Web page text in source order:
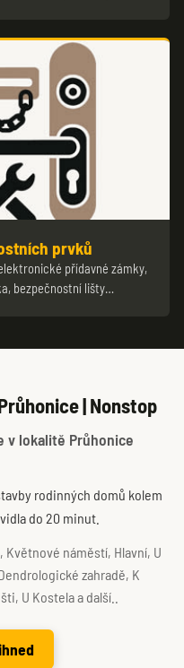
prvků
přídavné zámky,
bezpečnostní lišty…
| Nonstop
v lokalitě Průhonice
rodinných domů kolem
do 20 minut.
náměstí, Hlavní, U
zahradě, K
U Kostela a další..